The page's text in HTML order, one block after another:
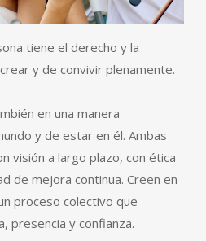
tiene el derecho y la
y de convivir plenamente.
en una manera
y de estar en él. Ambas
visión a largo plazo, con ética
de mejora continua. Creen en
proceso colectivo que
presencia y confianza.